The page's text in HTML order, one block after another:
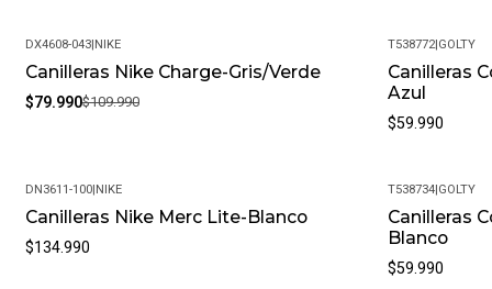
-27%
DX4608-043|NIKE
Canilleras Nike Charge-Gris/Verde
$79.990$109.990
T538772|GOLTY
Canilleras
Azul
$59.990
DN3611-100|NIKE
Canilleras Nike Merc Lite-Blanco
$134.990
T538734|GOLTY
Canilleras
Blanco
$59.990